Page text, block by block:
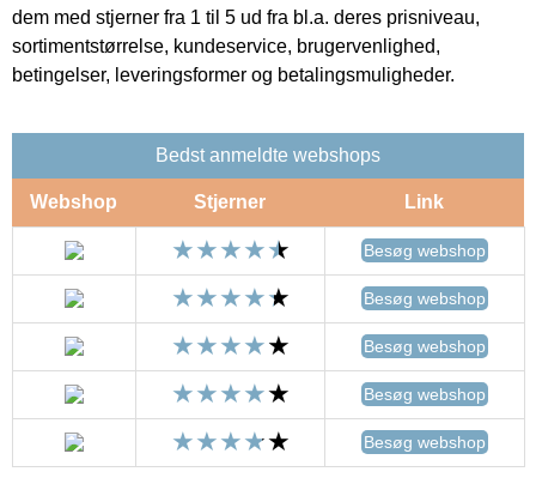
dem med stjerner fra 1 til 5 ud fra bl.a. deres prisniveau,
sortimentstørrelse, kundeservice, brugervenlighed,
betingelser, leveringsformer og betalingsmuligheder.
Bedst anmeldte webshops
Webshop Stjerner Link
Besøg webshop
Besøg webshop
Besøg webshop
Besøg webshop
Besøg webshop